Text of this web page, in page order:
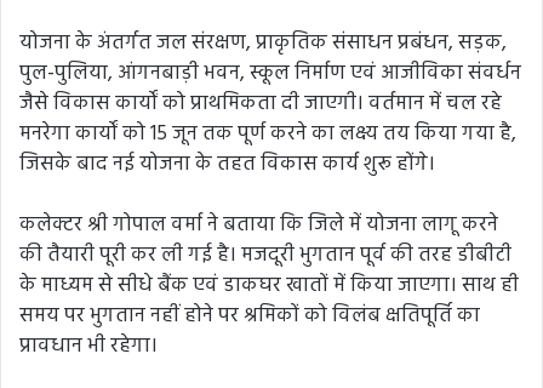
योजना के अंतर्गत जल संरक्षण, प्राकृतिक संसाधन प्रबंधन, सड़क,
पुल-पुलिया, आंगनबाड़ी भवन, स्कूल निर्माण एवं आजीविका संवर्धन
जैसे विकास कार्यों को प्राथमिकता दी जाएगी। वर्तमान में चल रहे
मनरेगा कार्यों को 15 जून तक पूर्ण करने का लक्ष्य तय किया गया है,
जिसके बाद नई योजना के तहत विकास कार्य शुरू होंगे।
कलेक्टर श्री गोपाल वर्मा ने बताया कि जिले में योजना लागू करने
की तैयारी पूरी कर ली गई है। मजदूरी भुगतान पूर्व की तरह डीबीटी
के माध्यम से सीधे बैंक एवं डाकघर खातों में किया जाएगा। साथ ही
समय पर भुगतान नहीं होने पर श्रमिकों को विलंब क्षतिपूर्ति का
प्रावधान भी रहेगा।